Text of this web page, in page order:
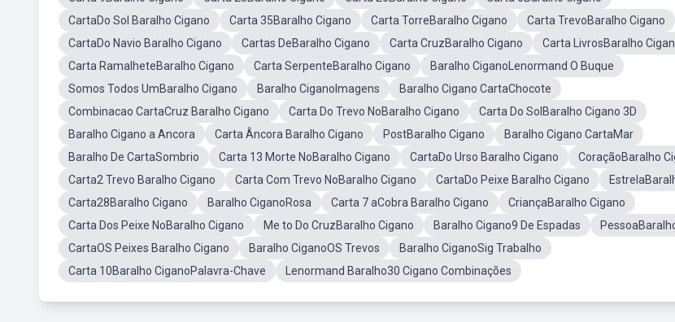
CartaDo Sol Baralho Cigano
Carta 35Baralho Cigano Carta TorreBaralho Cigano
Carta TrevoBaralho Cigano
CartaDo Navio Baralho Cigano
Cartas DeBaralho Cigano Carta CruzBaralho Cigano
Carta LivrosBaralho
Carta RamalheteBaralho Cigano
Carta SerpenteBaralho Cigano
Baralho CiganoLenormand O Buque
Somos Todos UmBaralho Cigano
Baralho CiganoImagens
Baralho Cigano CartaChocote
Combinacao CartaCruz Baralho Cigano
Carta Do Trevo NoBaralho Cigano
Carta Do SolBaralho Cigano 3D
Baralho Cigano a Ancora
Carta Âncora Baralho Cigano PostBaralho Cigano
Baralho Cigano CartaMar
Baralho De CartaSombrio
Carta 13 Morte NoBaralho Cigano CartaDo Urso Baralho Cigano
CoraçãoBaralho
Carta2 Trevo Baralho Cigano
Carta Com Trevo NoBaralho Cigano CartaDo Peixe Baralho Cigano
Carta28Baralho Cigano
Baralho CiganoRosa Carta 7 aCobra Baralho Cigano
CriançaBaralho Cigano
Carta Dos Peixe NoBaralho Cigano
Me to Do CruzBaralho Cigano Baralho Cigano9 De Espadas
CartaOS Peixes Baralho Cigano
Baralho CiganoOS Trevos
Baralho CiganoSig Trabalho
Carta 10Baralho CiganoPalavra-Chave
Lenormand Baralho30 Cigano Combinações